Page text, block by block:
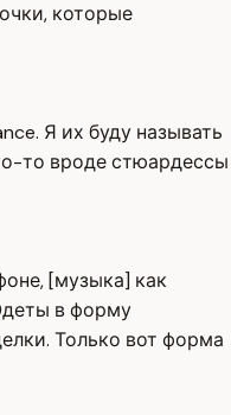
которые
Я их буду называть
то вроде стюардессы
[музыка] как
в форму
Только вот форма